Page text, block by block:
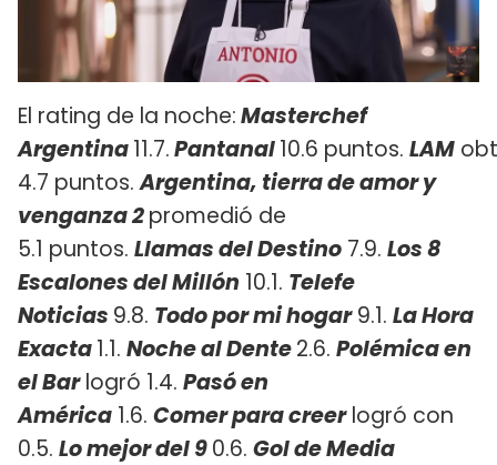
El rating de la noche:Masterchef
Argentina11.7.Pantanal10.6 puntos. LAM
4.7 puntos.Argentina, tierra de amor y
venganza 2promedió de
5.1 puntos. Llamas del Destino 7.9. Los 8
Escalones del Millón 10.1. Telefe
Noticias 9.8. Todo por mi hogar9.1. La Hora
Exacta1.1. Noche al Dente2.6. Polémica en
el Barlogró 1.4. Pasó en
América 1.6. Comer para creerlogró con
0.5. Lo mejor del 90.6. Gol de Media